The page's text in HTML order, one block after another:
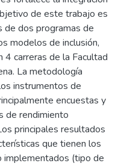
de este trabajo es
dos programas de
modelos de inclusión,
carreras de la Facultad
La metodología
instrumentos de
encuestas y
de rendimiento
principales resultados
que tienen los
implementados (tipo de